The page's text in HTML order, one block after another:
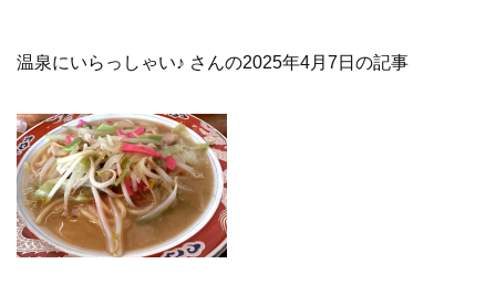
温泉にいらっしゃい♪ さんの2025年4月7日の記事